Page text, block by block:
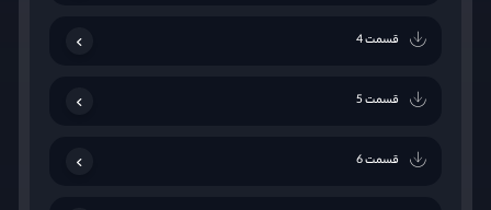
قسمت 4
قسمت 5
قسمت 6